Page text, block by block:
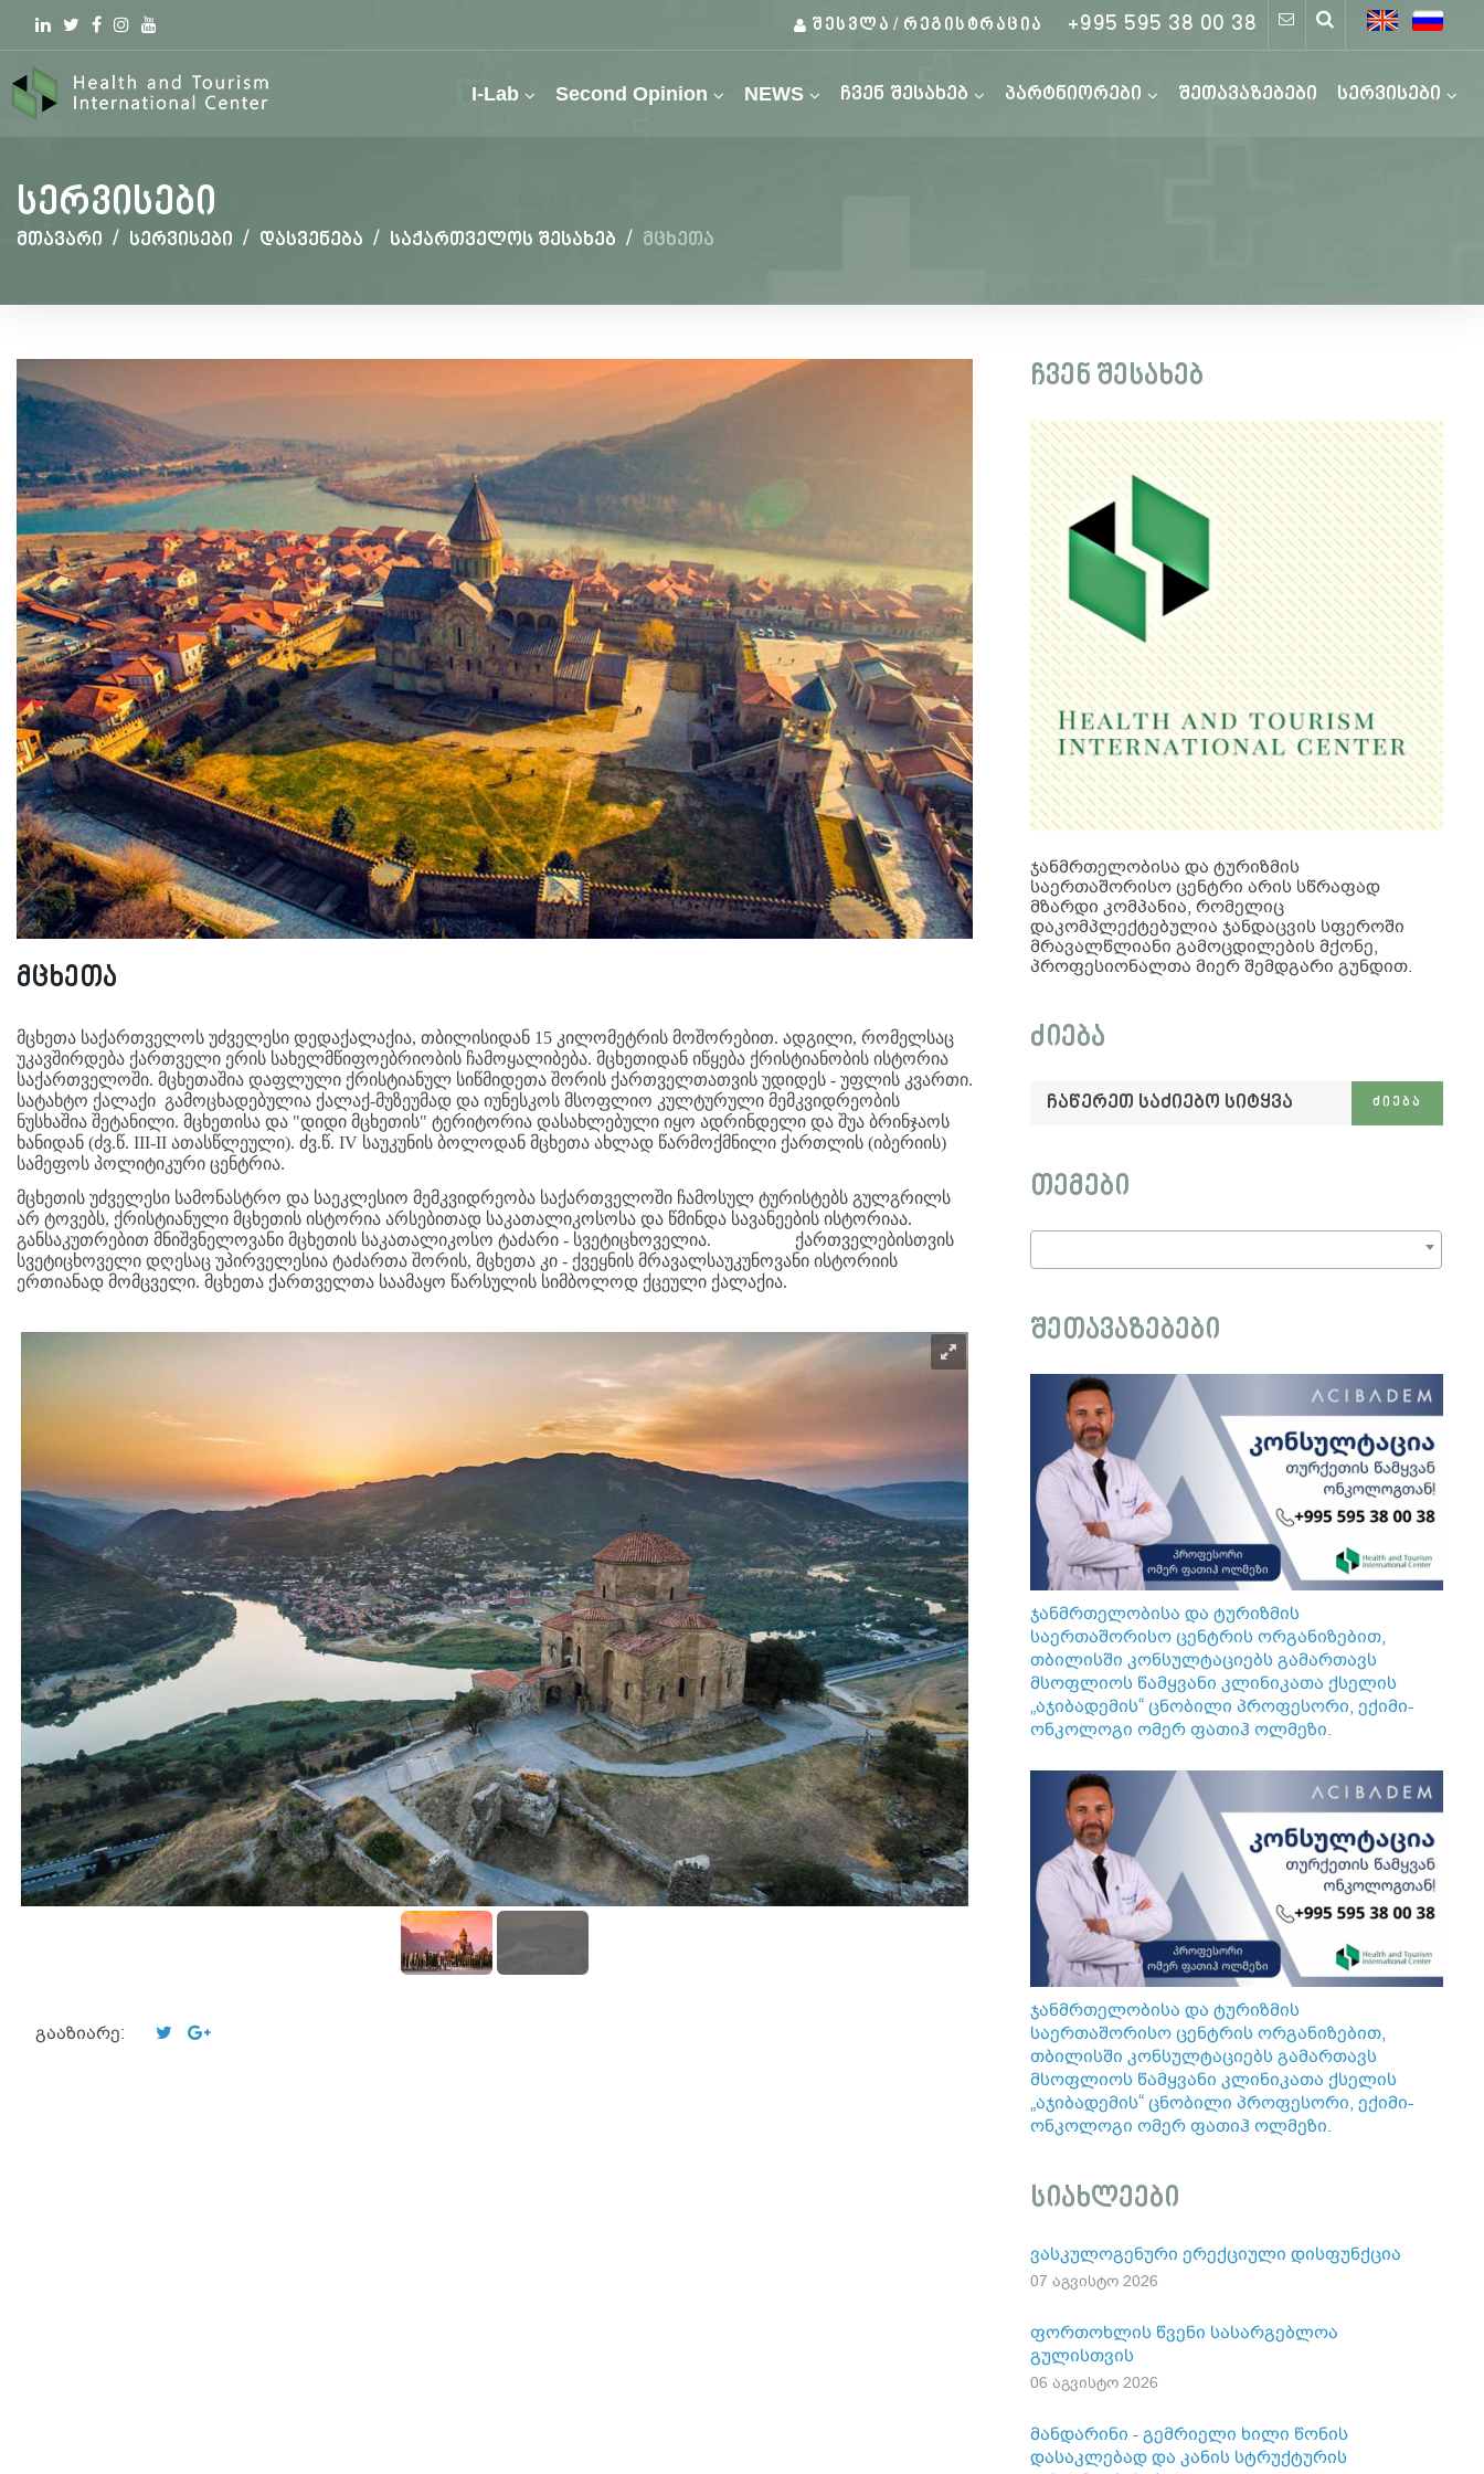
Linkedin
TwitterFacebook
Instagram
youtube
შესვლა / რეგისტრაცია +995 595 38 00 38
I-Lab Second Opinion NEWS ჩვენ შესახებ პარტნიორები შეთავაზებები სერვისები
სერვისები
მთავარი / სერვისები / დასვენება / საქართველოს შესახებ / მცხეთა
მცხეთა
მცხეთა საქართველოს უძველესი დედაქალაქია, თბილისიდან 15 კილომეტრის მოშორებით. ადგილი, რომელსაც
უკავშირდება ქართველი ერის სახელმწიფოებრიობის ჩამოყალიბება. მცხეთიდან იწყება ქრისტიანობის ისტორია
საქართველოში. მცხეთაშია დაფლული ქრისტიანულ სიწმიდეთა შორის ქართველთათვის უდიდეს - უფლის კვართი.
სატახტო ქალაქი გამოცხადებულია ქალაქ-მუზეუმად და იუნესკოს მსოფლიო კულტურული მემკვიდრეობის
ნუსხაშია შეტანილი. მცხეთისა და "დიდი მცხეთის" ტერიტორია დასახლებული იყო ადრინდელი და შუა ბრინჯაოს
ხანიდან (ძვ.წ. III-II ათასწლეული). ძვ.წ. IV საუკუნის ბოლოდან მცხეთა ახლად წარმოქმნილი ქართლის (იბერიის)
სამეფოს პოლიტიკური ცენტრია.
მცხეთის უძველესი სამონასტრო და საეკლესიო მემკვიდრეობა საქართველოში ჩამოსულ ტურისტებს გულგრილს
არ ტოვებს, ქრისტიანული მცხეთის ისტორია არსებითად საკათალიკოსოსა და წმინდა სავანეების ისტორიაა.
განსაკუთრებით მნიშვნელოვანი მცხეთის საკათალიკოსო ტაძარი - სვეტიცხოველია. ქართველებისთვის
სვეტიცხოველი დღესაც უპირველესია ტაძართა შორის, მცხეთა კი - ქვეყნის მრავალსაუკუნოვანი ისტორიის
ერთიანად მომცველი. მცხეთა ქართველთა საამაყო წარსულის სიმბოლოდ ქცეული ქალაქია.
გააზიარე:
ჩვენ შესახებ
ჯანმრთელობისა და ტურიზმის
საერთაშორისო ცენტრი არის სწრაფად
მზარდი კომპანია, რომელიც
დაკომპლექტებულია ჯანდაცვის სფეროში
მრავალწლიანი გამოცდილების მქონე,
პროფესიონალთა მიერ შემდგარი გუნდით.
ძიება
ჩაწერეთ
საძიებო
ᲫᲘᲔᲑᲐ
თემები
შეთავაზებები
ჯანმრთელობისა და ტურიზმის
საერთაშორისო ცენტრის ორგანიზებით,
თბილისში კონსულტაციებს გამართავს
მსოფლიოს წამყვანი კლინიკათა ქსელის
„აჯიბადემის“ ცნობილი პროფესორი, ექიმი-
ონკოლოგი ომერ ფათიჰ ოლმეზი.
ჯანმრთელობისა და ტურიზმის
საერთაშორისო ცენტრის ორგანიზებით,
თბილისში კონსულტაციებს გამართავს
მსოფლიოს წამყვანი კლინიკათა ქსელის
„აჯიბადემის“ ცნობილი პროფესორი, ექიმი-
ონკოლოგი ომერ ფათიჰ ოლმეზი.
სიახლეები
ვასკულოგენური ერექციული დისფუნქცია
07 აგვისტო 2026
ფორთოხლის წვენი სასარგებლოა
გულისთვის
06 აგვისტო 2026
მანდარინი - გემრიელი ხილი წონის
დასაკლებად და კანის სტრუქტურის